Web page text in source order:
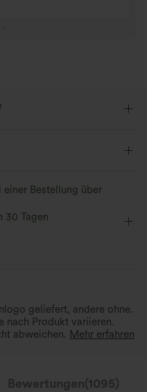
zu bieten.
schnelltrocknend
mit Gürtel
lässig
einer Bestellung über
30 Tagen
geliefert, andere ohne.
nach Produkt variieren.
abweichen. Mehr erfahren
Bewertungen(1095)